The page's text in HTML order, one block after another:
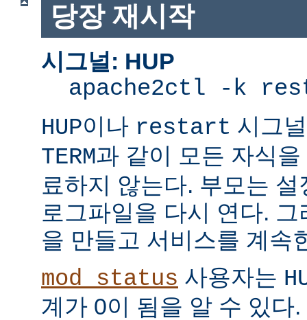
당장 재시작
시그널: HUP
apache2ctl -k
HUP이나 restart 시그
TERM과 같이 모든 자식
료하지 않는다. 부모는
로그파일을 다시 연다.
을 만들고 서비스를 계속
mod_status 사용자는
계가 0이 됨을 알 수 있다.